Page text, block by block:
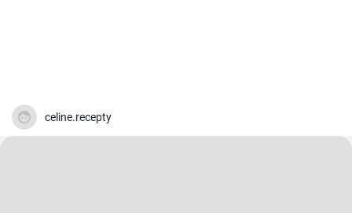
celine.recepty